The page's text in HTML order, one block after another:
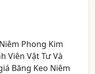
Phong Kim
Viên Vật Tư Và
Băng Keo Niêm